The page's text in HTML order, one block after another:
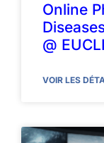
Online
@
VOIR LES